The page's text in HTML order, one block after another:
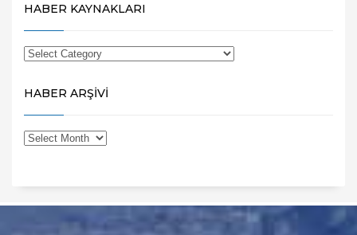
HABER KAYNAKLARI
HABER ARŞİVİ